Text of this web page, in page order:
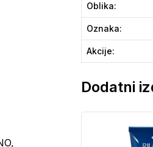
Oblika:
Oznaka:
Akcije:
Dodatni